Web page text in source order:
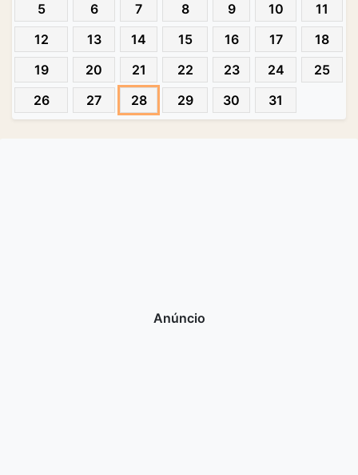
5
6 7 8 9 10
11
12
13 14 15 16 17
18
19
20 21 22 23 24
25
26
27 28 29 30 31